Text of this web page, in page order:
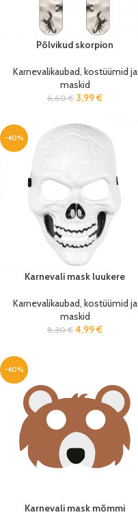
Põlvikud skorpion
Karnevalikaubad, kostüümid ja
maskid
6,60€ 3,99€
-40%
Karnevali mask luukere
Karnevalikaubad, kostüümid ja
maskid
8,30€ 4,99€
-40%
Karnevali mask mõmmi